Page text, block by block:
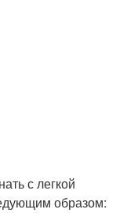
с легкой
образом: